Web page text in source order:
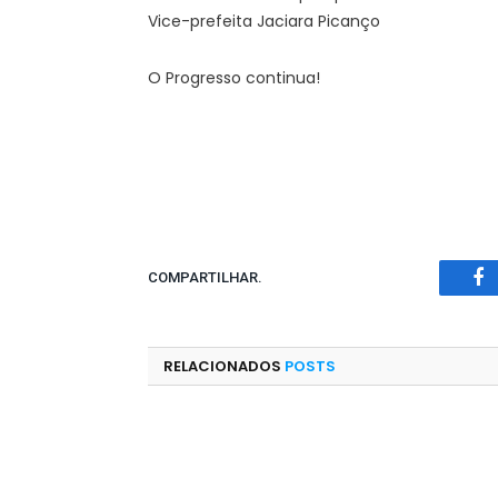
Vice-prefeita Jaciara Picanço
O Progresso continua!
COMPARTILHAR.
RELACIONADOS POSTS